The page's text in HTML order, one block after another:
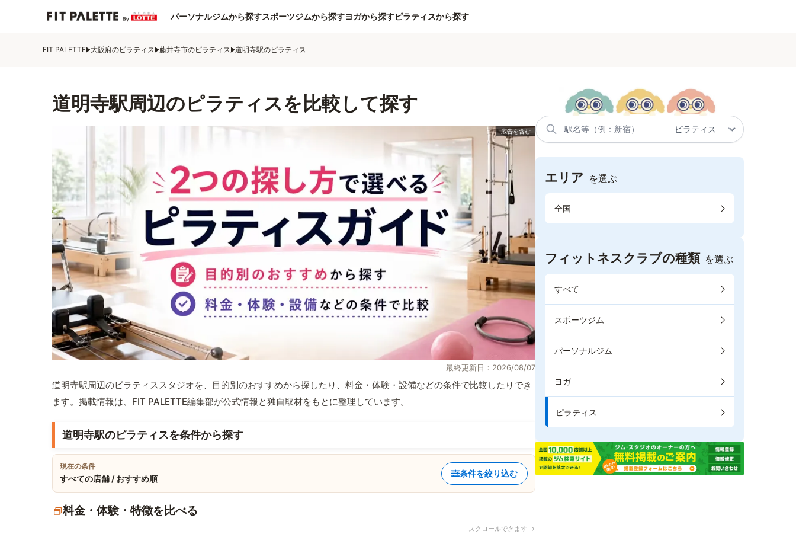
パーソナルジムから探すスポーツジムから探すヨガから探すピラティスから探す
FIT PALETTE 大阪府のピラティス 藤井寺市のピラティス 道明寺駅のピラティス
道明寺駅周辺のピラティスを比較して探す
最終更新日：2026/08/07
道明寺駅周辺のピラティススタジオを、目的別のおすすめから探したり、料金・体験・設備などの条件で比較したりでき
ます。掲載情報は、FIT PALETTE編集部が公式情報と独自取材をもとに整理しています。
道明寺駅のピラティスを条件から探す
現在の条件
すべての店舗 / おすすめ順
条件を絞り込む
料金・体験・特徴を比べる
スクロールできます →
エリア を選ぶ
全国
フィットネスクラブの種類 を選ぶ
すべて
スポーツジム
パーソナルジム
ヨガ
ピラティス